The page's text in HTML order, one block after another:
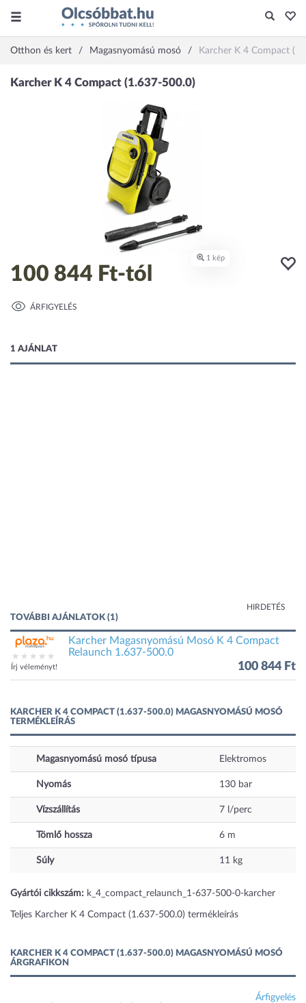
Otthon és kert Magasnyomású mosó Karcher K 4 Compact
100 844 Ft-tól
ÁRFIGYELÉS
1 AJÁNLAT
HIRDETÉS
TOVÁBBI AJÁNLATOK (1)
Írj véleményt!
Karcher Magasnyomású Mosó K 4 Compact
Relaunch 1.637-500.0
100 844 Ft
KARCHER K 4 COMPACT (1.637-500.0) MAGASNYOMÁSÚ MOSÓ
TERMÉKLEÍRÁS
Magasnyomású mosó típusa Elektromos
Nyomás 130 bar
Vízszállítás 7 l/perc
Tömlő hossza 6 m
Súly 11 kg
Gyártói cikkszám: k_4_compact_relaunch_1-637-500-0-karcher
Teljes Karcher K 4 Compact (1.637-500.0) termékleírás
KARCHER K 4 COMPACT (1.637-500.0) MAGASNYOMÁSÚ MOSÓ
ÁRGRAFIKON
Árfigyelés